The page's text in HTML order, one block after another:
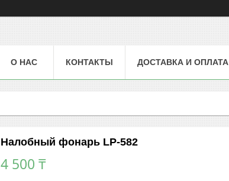
О НАС КОНТАКТЫ ДОСТАВКА И ОПЛАТА
Налобный фонарь LP-582
4 500 ₸